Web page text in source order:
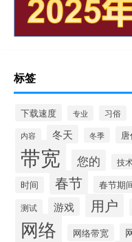
标签
下载速度 专业 习俗
内容 冬天 冬季
带宽 您的 技
时间 春节 春节期
测试 游戏 用户
网络 网络带宽